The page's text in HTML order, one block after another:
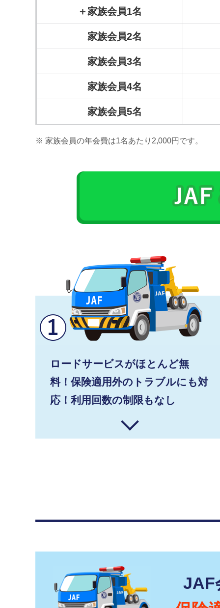
＋家族会員1名
家族会員2名
家族会員3名
家族会員4名
家族会員5名
家族会員の年会費は1名あたり2,000円です。
ロードサービスがほとんど無
料！保険適用外のトラブルにも対
応！利用回数の制限もなし
JAF